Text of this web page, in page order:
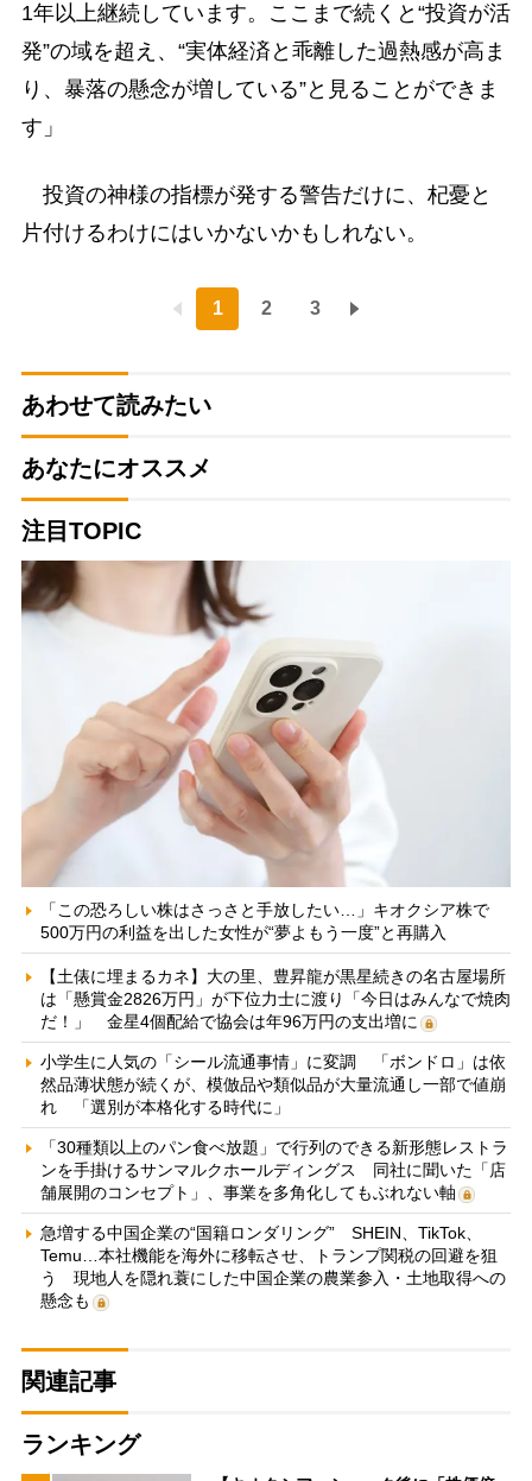
1年以上継続しています。ここまで続くと“投資が活
発”の域を超え、“実体経済と乖離した過熱感が高ま
り、暴落の懸念が増している”と見ることができま
す」
投資の神様の指標が発する警告だけに、杞憂と
片付けるわけにはいかないかもしれない。
1 2 3
あわせて読みたい
あなたにオススメ
注目TOPIC
「この恐ろしい株はさっさと手放したい…」キオクシア株で
500万円の利益を出した女性が“夢よもう一度”と再購入
【土俵に埋まるカネ】大の里、豊昇龍が黒星続きの名古屋場所
は「懸賞金2826万円」が下位力士に渡り「今日はみんなで焼肉
だ！」 金星4個配給で協会は年96万円の支出増に
小学生に人気の「シール流通事情」に変調 「ボンドロ」は依
然品薄状態が続くが、模倣品や類似品が大量流通し一部で値崩
れ 「選別が本格化する時代に」
「30種類以上のパン食べ放題」で行列のできる新形態レストラ
ンを手掛けるサンマルクホールディングス 同社に聞いた「店
舗展開のコンセプト」、事業を多角化してもぶれない軸
急増する中国企業の“国籍ロンダリング” SHEIN、TikTok、
Temu…本社機能を海外に移転させ、トランプ関税の回避を狙
う 現地人を隠れ蓑にした中国企業の農業参入・土地取得への
懸念も
関連記事
ランキング